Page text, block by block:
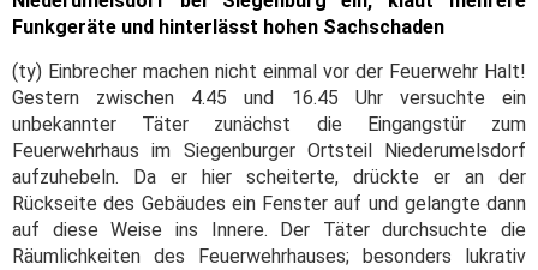
Funkgeräte und hinterlässt hohen Sachschaden
(ty) Einbrecher machen nicht einmal vor der Feuerwehr Halt!
Gestern zwischen 4.45 und 16.45 Uhr versuchte ein
unbekannter Täter zunächst die Eingangstür zum
Feuerwehrhaus im Siegenburger Ortsteil Niederumelsdorf
aufzuhebeln. Da er hier scheiterte, drückte er an der
Rückseite des Gebäudes ein Fenster auf und gelangte dann
auf diese Weise ins Innere. Der Täter durchsuchte die
Räumlichkeiten des Feuerwehrhauses; besonders lukrativ